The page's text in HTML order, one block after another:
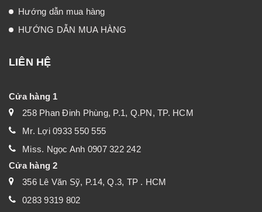
Hướng dẫn mua hàng
HƯỚNG DẪN MUA HÀNG
LIÊN HỆ
Cửa hàng 1
258 Phan Đinh Phùng, P.1, Q.PN, TP. HCM
Mr. Lợi 0933 550 555
Miss. Ngọc Anh 0907 322 242
Cửa hàng 2
356 Lê Văn Sỹ, P.14, Q.3, TP . HCM
0283 9319 802